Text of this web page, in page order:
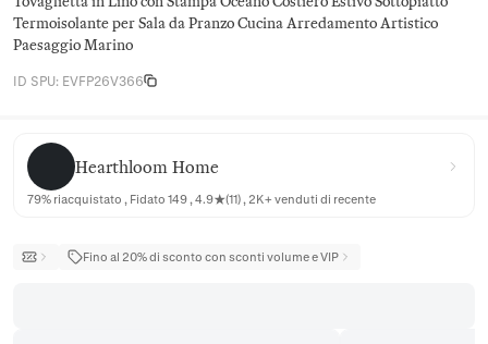
Termoisolante per Sala da Pranzo Cucina Arredamento Artistico
Paesaggio Marino
ID SPU: EVFP26V366
Hearthloom Home
Hearthloom Home
79% riacquistato , Fidato 149 , 4.9★(11) , 2K+ venduti di recente
Fino al 20% di sconto con sconti volume e VIP